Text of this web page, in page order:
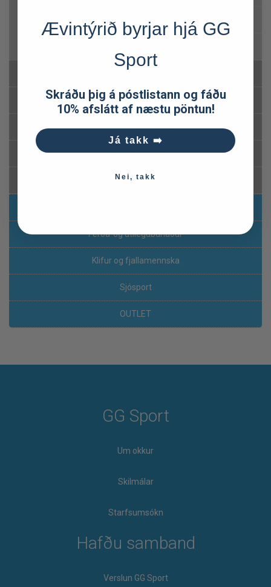
Göngubakpokar (26-40L)
Virk útivist
Fyrstu ferðalögin
Búnaðartöskur
Fylgihlutir fyrir ferðalagið
Ferða-og útilegubúnaður
Klifur og fjallamennska
Sjósport
OUTLET
GG Sport
Um okkur
Skilmálar
Starfsumsókn
Hafðu samband
Verslun GG Sport
Ævintýrið byrjar hjá GG
Sport
Skráðu þig á póstlistann og fáðu
10% afslátt af næstu pöntun!
Já takk ➡️
Nei, takk